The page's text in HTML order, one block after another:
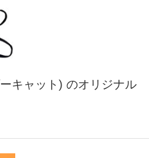
キャット) のオリジナル